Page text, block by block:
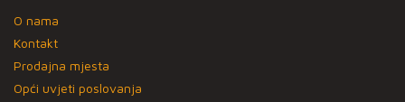
O nama
Kontakt
Prodajna mjesta
Opći uvjeti poslovanja